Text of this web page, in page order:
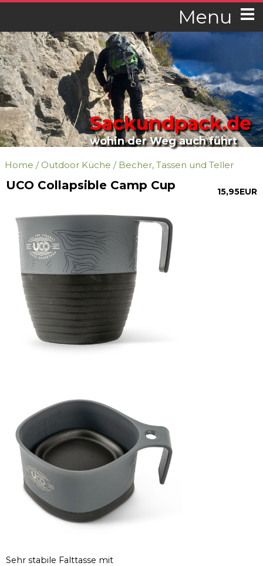
Menu
Sackundpack.de
wohin der Weg auch führt
Home / Outdoor Küche / Becher, Tassen und Teller
15,95EUR
UCO Collapsible Camp Cup
Sehr stabile Falttasse mit